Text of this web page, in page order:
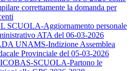
correttamente la domanda per
SCUOLA-Aggiornamento personale
ATA del 06-03-2026
UNAMS-Indizione Assemblea
Provinciale del 05-03-2026
SCUOLA-Partono le